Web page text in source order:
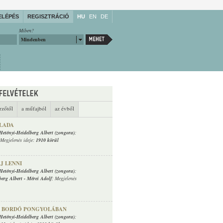
REGISZTRÁCIÓ HU EN DE
Miben?
Mindenben
a műfajból az évből
Heidelberg Albert (zongora);
ideje: 1910 körül
LENNI
Heidelberg Albert (zongora);
Albert - Mérei Adolf; Megjelenés
PONGYOLÁBAN
Heidelberg Albert (zongora);